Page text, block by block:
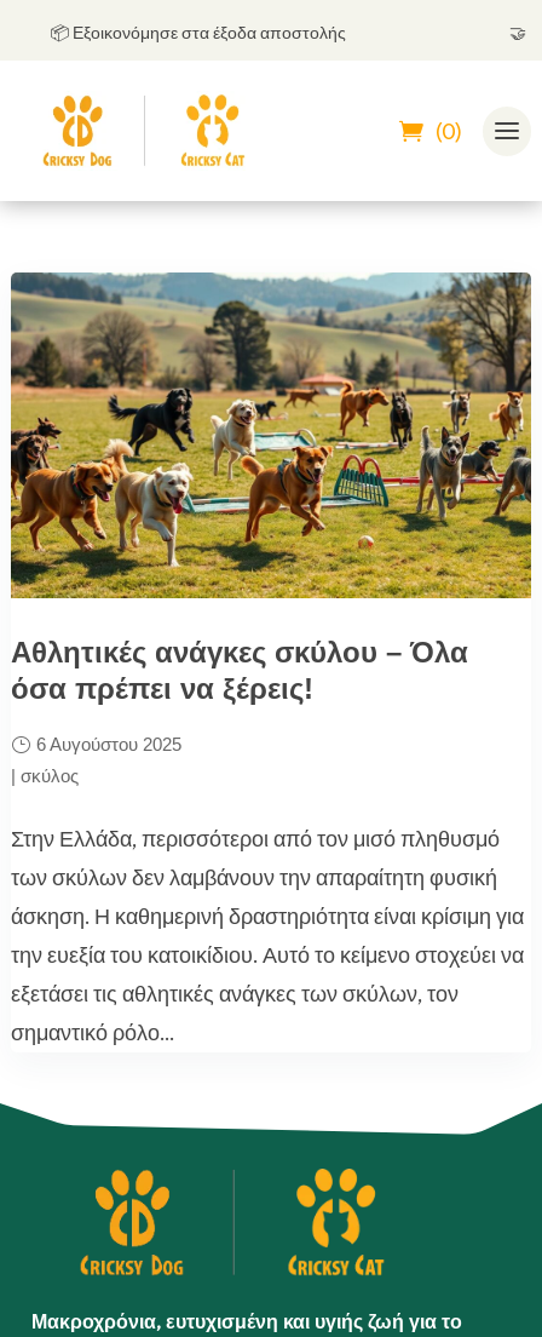
📦 Εξοικονόμησε στα έξοδα αποστολής
(0)
Αθλητικές ανάγκες σκύλου – Όλα
όσα πρέπει να ξέρεις!
6 Αυγούστου 2025
| σκύλος
Στην Ελλάδα, περισσότεροι από τον μισό πληθυσμό
των σκύλων δεν λαμβάνουν την απαραίτητη φυσική
άσκηση. Η καθημερινή δραστηριότητα είναι κρίσιμη για
την ευεξία του κατοικίδιου. Αυτό το κείμενο στοχεύει να
εξετάσει τις αθλητικές ανάγκες των σκύλων, τον
σημαντικό ρόλο...
Μακροχρόνια, ευτυχισμένη και υγιής ζωή για το